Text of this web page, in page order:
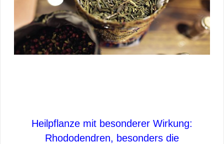
Heilpflanze mit besonderer Wirkung:
Rhododendren, besonders die